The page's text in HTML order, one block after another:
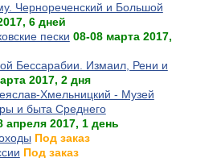
Чернореченский и Большой
6 дней
пески 08-08 марта 2017,
Бессарабии. Измаил, Рени и
2017, 2 дня
Хмельницкий - Музей
и быта Среднего
апреля 2017, 1 день
Под заказ
Под заказ